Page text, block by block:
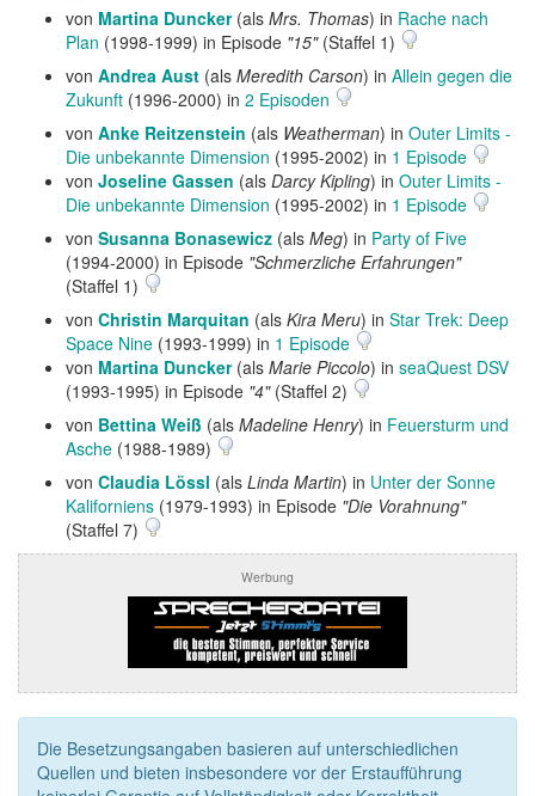
von Martina Duncker(als Mrs. Thomas) in Rache nach
Plan (1998-1999) in Episode "15"(Staffel 1)
von Andrea Aust (als Meredith Carson) in Allein gegen die
Zukunft (1996-2000) in 2 Episoden
von Anke Reitzenstein (als Weatherman) in Outer Limits -
Die unbekannte Dimension (1995-2002) in 1 Episode
von Joseline Gassen (als Darcy Kipling) in Outer Limits -
Die unbekannte Dimension (1995-2002) in 1 Episode
von Susanna Bonasewicz (als Meg) in Party of Five
(1994-2000) in Episode "Schmerzliche Erfahrungen"
(Staffel 1)
von Christin Marquitan (als Kira Meru) in Star Trek: Deep
Space Nine (1993-1999) in 1 Episode
von Martina Duncker(als Marie Piccolo) in seaQuest DSV
(1993-1995) in Episode "4"(Staffel 2)
von Bettina Weiß (als Madeline Henry) in Feuersturm und
Asche (1988-1989)
von Claudia Lössl (als Linda Martin) in Unter der Sonne
Kaliforniens (1979-1993) in Episode "Die Vorahnung"
(Staffel 7)
Werbung
Die Besetzungsangaben basieren auf unterschiedlichen
Quellen und bieten insbesondere vor der Erstaufführung